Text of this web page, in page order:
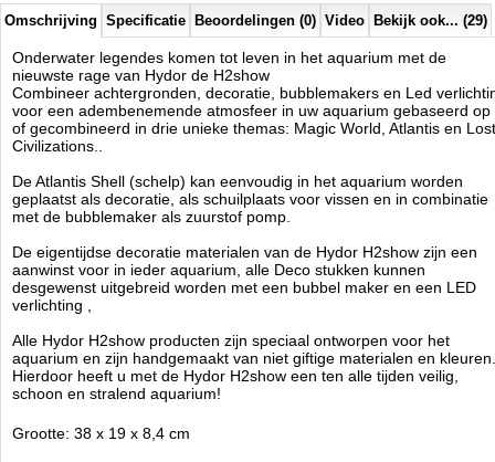
Omschrijving Specificatie Beoordelingen (0) Video Bekijk ook... (29)
Onderwater legendes komen tot leven in het aquarium met de
nieuwste rage van Hydor de H2show
Combineer achtergronden, decoratie, bubblemakers en Led
voor een adembenemende atmosfeer in uw aquarium gebaseerd op
of gecombineerd in drie unieke themas: Magic World, Atlantis en Lost
Civilizations..
De Atlantis Shell (schelp) kan eenvoudig in het aquarium worden
geplaatst als decoratie, als schuilplaats voor vissen en in combinatie
met de bubblemaker als zuurstof pomp.
De eigentijdse decoratie materialen van de Hydor H2show zijn een
aanwinst voor in ieder aquarium, alle Deco stukken kunnen
desgewenst uitgebreid worden met een bubbel maker en een LED
verlichting ,
Alle Hydor H2show producten zijn speciaal ontworpen voor het
aquarium en zijn handgemaakt van niet giftige materialen en kleuren.
Hierdoor heeft u met de Hydor H2show een ten alle tijden veilig,
schoon en stralend aquarium!
Grootte: 38 x 19 x 8,4 cm